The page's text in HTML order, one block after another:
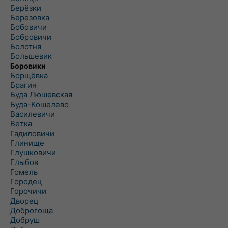
Берёзки
Березовка
Бобовичи
Бобровичи
Болотня
Большевик
Боровики
Борщёвка
Брагин
Буда Люшевская
Буда-Кошелево
Василевичи
Ветка
Гадиловичи
Глинище
Глушковичи
Глыбов
Гомель
Городец
Горочичи
Дворец
Доброгоща
Добруш